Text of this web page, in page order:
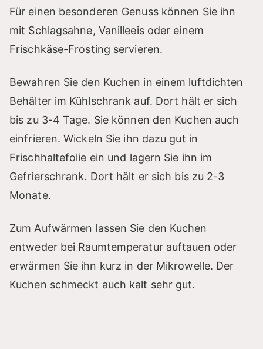
Für einen besonderen Genuss können Sie ihn
mit Schlagsahne, Vanilleeis oder einem
Frischkäse-Frosting servieren.
Bewahren Sie den Kuchen in einem luftdichten
Behälter im Kühlschrank auf. Dort hält er sich
bis zu 3-4 Tage. Sie können den Kuchen auch
einfrieren. Wickeln Sie ihn dazu gut in
Frischhaltefolie ein und lagern Sie ihn im
Gefrierschrank. Dort hält er sich bis zu 2-3
Monate.
Zum Aufwärmen lassen Sie den Kuchen
entweder bei Raumtemperatur auftauen oder
erwärmen Sie ihn kurz in der Mikrowelle. Der
Kuchen schmeckt auch kalt sehr gut.